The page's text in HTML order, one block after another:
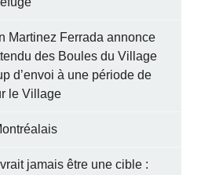
Martinez Ferrada annonce
des Boules du Village
d’envoi à une période de
le Village
jamais être une cible :